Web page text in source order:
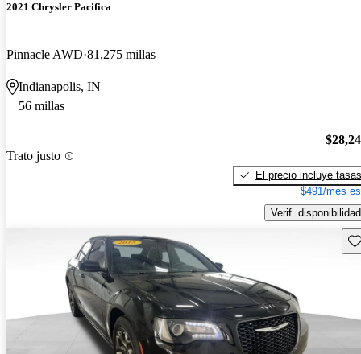
2021 Chrysler Pacifica
Pinnacle AWD 81,275 millas
Indianapolis, IN
56 millas
Trato justo
El precio incluye tasas
$491/mes
Verif. disponibilidad